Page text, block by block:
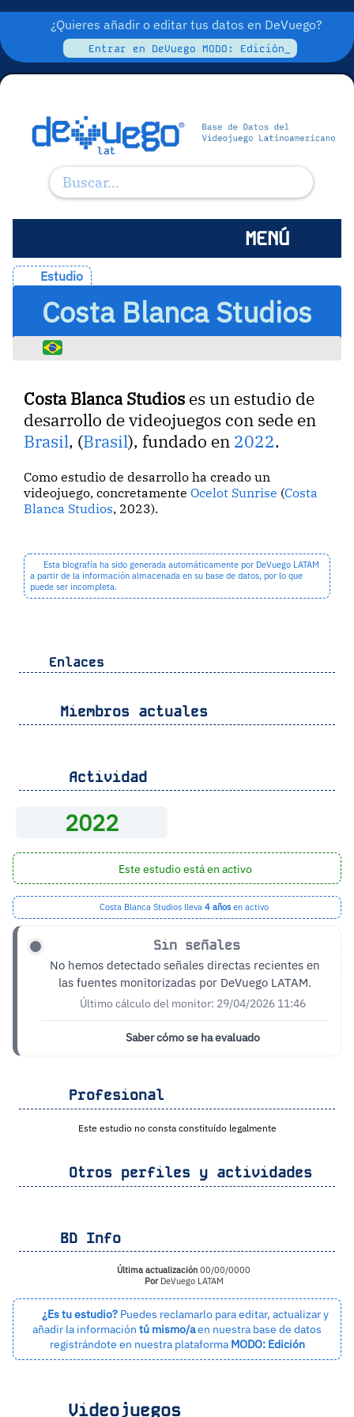
¿Quieres añadir o editar tus datos en DeVuego?
Entrar en DeVuego MODO: Edición_
MENÚ
Estudio
Costa Blanca Studios
Costa Blanca Studios es un estudio de
desarrollo de videojuegos con sede en
Brasil, (Brasil), fundado en 2022.
Como estudio de desarrollo ha creado un
videojuego, concretamenteOcelot Sunrise (Costa
Blanca Studios, 2023).
Esta biografía ha sido generada automáticamente por DeVuego LATAM
a partir de la información almacenada en su base de datos, por lo que
puede ser incompleta.
Enlaces
Miembros actuales
Actividad
2022
Este estudio está en activo
Costa Blanca Studios lleva 4 añosen activo
Sin señales
No hemos detectado señales directas recientes en
las fuentes monitorizadas por DeVuego LATAM.
Último cálculo del monitor: 29/04/2026 11:46
Saber cómo se ha evaluado
Profesional
Este estudio no consta constituído legalmente
Otros perfiles y actividades
BD Info
Última actualización 00/00/0000
PorDeVuego LATAM
¿Es tu estudio? Puedes reclamarlo para editar, actualizar y
añadir la información tú mismo/aen nuestra base de datos
registrándote en nuestra plataforma MODO: Edición
Videojuegos